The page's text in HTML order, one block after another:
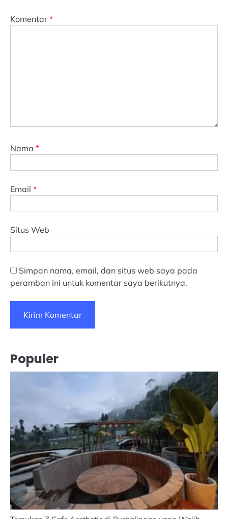
Komentar *
Nama *
Email *
Situs Web
Simpan nama, email, dan situs web saya pada
peramban ini untuk komentar saya berikutnya.
Populer